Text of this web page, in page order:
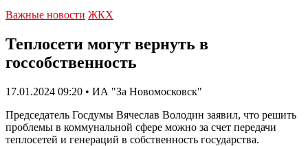
Важные новости ЖКХ
Теплосети могут вернуть в
госсобственность
17.01.2024 09:20 • ИА "За Новомосковск"
Председатель Госдумы Вячеслав Володин заявил, что решить
проблемы в коммунальной сфере можно за счет передачи
теплосетей и генераций в собственность государства.